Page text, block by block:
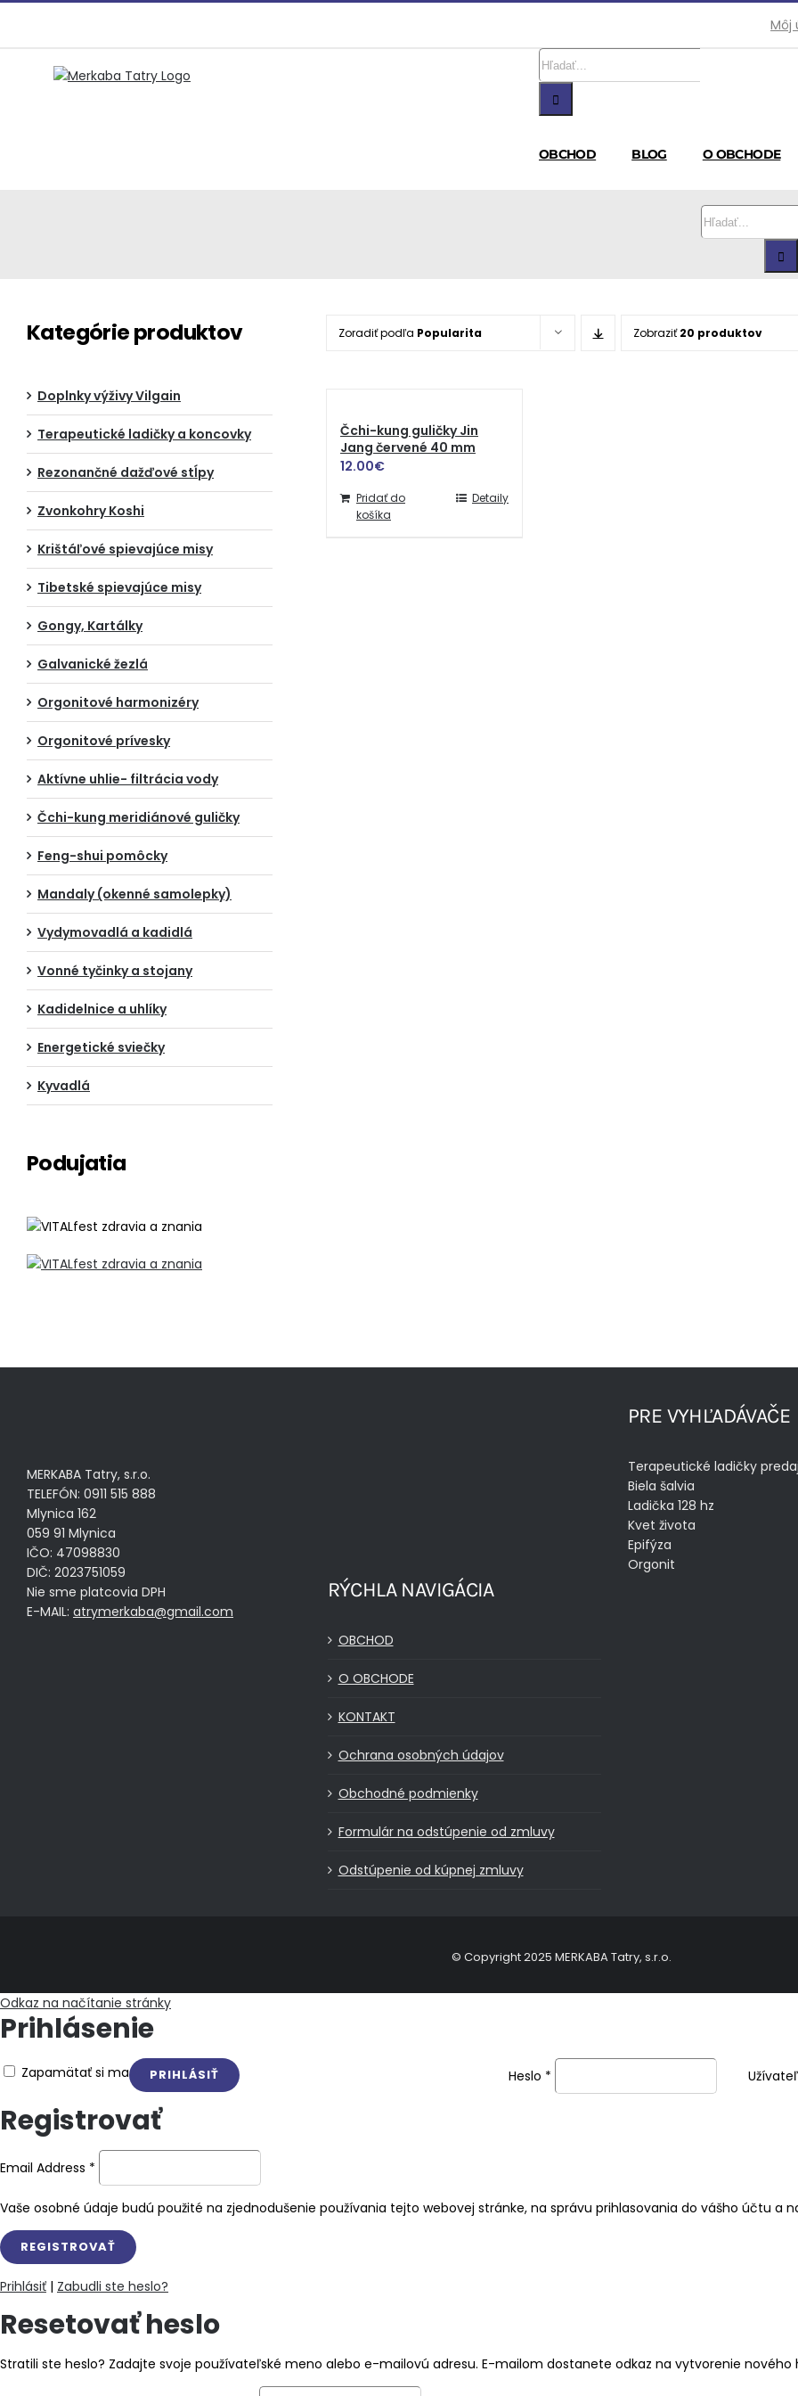
Môj
Hľadať:
OBCHOD BLOG O OBCHODE
Hľadať:
Zoradiť podľa Popularita Zobraziť20 produktov
Čchi-kung guličky Jin
Jang červené 40 mm
12.00€
Pridať do
košíka
Detaily
Kategórie produktov
Doplnky výživy Vilgain
Terapeutické ladičky a koncovky
Rezonančné dažďové stĺpy
Zvonkohry Koshi
Krištáľové spievajúce misy
Tibetské spievajúce misy
Gongy, Kartálky
Galvanické žezlá
Orgonitové harmonizéry
Orgonitové prívesky
Aktívne uhlie- filtrácia vody
Čchi-kung meridiánové guličky
Feng-shui pomôcky
Mandaly (okenné samolepky)
Vydymovadlá a kadidlá
Vonné tyčinky a stojany
Kadidelnice a uhlíky
Energetické sviečky
Kyvadlá
Podujatia
MERKABA Tatry, s.r.o.
TELEFÓN: 0911 515 888
Mlynica 162
059 91 Mlynica
IČO: 47098830
DIČ: 2023751059
Nie sme platcovia DPH
E-MAIL: atrymerkaba@gmail.com
PRE VYHĽADÁVAČE
Terapeutické ladičky
Biela šalvia
Ladička 128 hz
Kvet života
Epifýza
Orgonit
RÝCHLA NAVIGÁCIA
OBCHOD
O OBCHODE
KONTAKT
Ochrana osobných údajov
Obchodné podmienky
Formulár na odstúpenie od zmluvy
Odstúpenie od kúpnej zmluvy
© Copyright 2025 MERKABA Tatry, s.r.o.
Odkaz na načítanie stránky
Prihlásenie
Heslo *
Zapamätať si ma
Registrovať
Email Address *
Vaše osobné údaje budú použité na zjednodušenie používania tejto webovej stránke, na správu prihlasovania do vášho účtu a
Prihlásiť | Zabudli ste heslo?
Resetovať heslo
Stratili ste heslo? Zadajte svoje používateľské meno alebo e-mailovú adresu. E-mailom dostanete odkaz na vytvorenie nového